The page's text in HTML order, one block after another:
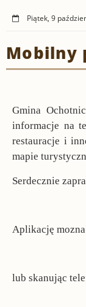
Piątek, 9
Mobilny
Gmina
informacje na
restauracje i
mapie
Serdecznie
Aplikację
lub skanując